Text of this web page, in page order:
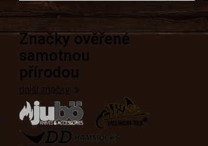
Značky ověřené
samotnou
přírodou
další značky